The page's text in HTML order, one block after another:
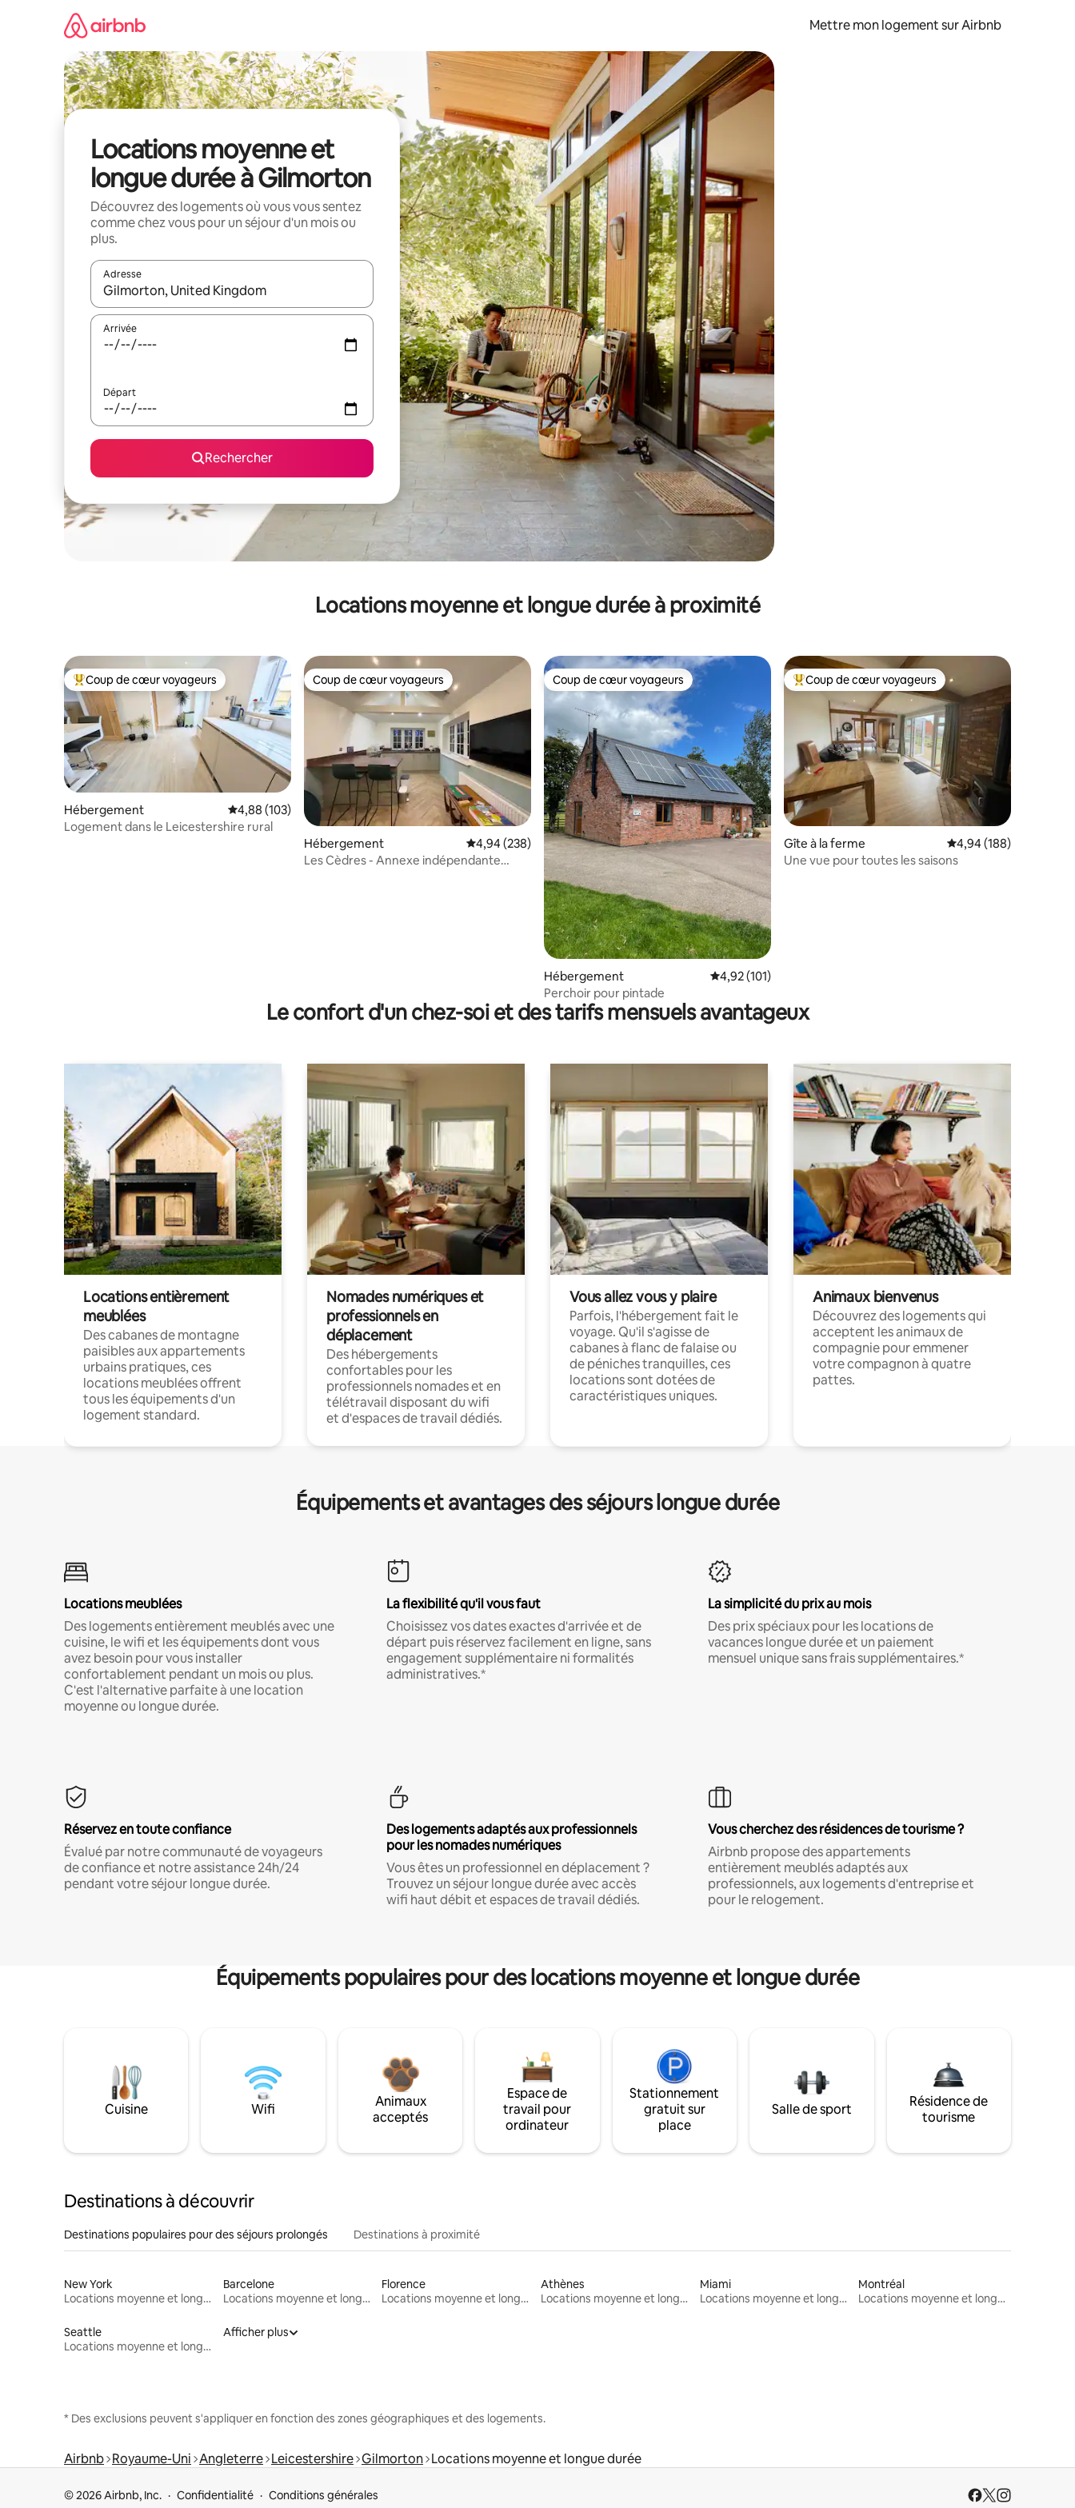
Mettre mon logement sur Airbnb
Locations moyenne et
longue durée à Gilmorton
Découvrez des logements où vous vous sentez
comme chez vous pour un séjour d'un mois ou
plus.
Adresse
Lorsque les résultats s'affichent, utilisez les flèches vers le haut et vers le bas pour les parcourir ou en appuyant et en faisant glisser.
Arrivée
Départ
Rechercher
Locations moyenne et longue durée à proximité
Coups de cœur voyageurs les plus appréciés
Coup de cœur voyageurs
Hébergement Évaluation moyenne sur la base de 103 commentaires : 4,88 sur 5
4,88 (103)
Logement dans le Leicestershire rural
Coup de cœur voyageurs
Coup de cœur voyageurs
Hébergement Évaluation moyenne sur la base de 238 commentaires : 4,94 sur 5
4,94 (238)
Les Cèdres - Annexe indépendante
Coup de cœur voyageurs
Coup de cœur voyageurs
Hébergement Évaluation moyenne sur la base de 101 commentaires : 4,92 sur 5
4,92 (101)
Perchoir pour pintade
Coups de cœur voyageurs les plus appréciés
Coup de cœur voyageurs
Gîte à la ferme Évaluation moyenne
4,94 (188)
Une vue pour toutes les saisons
Le confort d'un chez-soi et des tarifs mensuels avantageux
Locations entièrement
meublées
Des cabanes de montagne
paisibles aux appartements
urbains pratiques, ces
locations meublées offrent
tous les équipements d'un
logement standard.
Nomades numériques et
professionnels en
déplacement
Des hébergements
confortables pour les
professionnels nomades et en
télétravail disposant du wifi
et d'espaces de travail dédiés.
Vous allez vous y plaire
Parfois, l'hébergement fait le
voyage. Qu'il s'agisse de
cabanes à flanc de falaise ou
de péniches tranquilles, ces
locations sont dotées de
caractéristiques uniques.
Animaux bienvenus
Découvrez des logements qui
acceptent les animaux de
compagnie pour emmener
votre compagnon à quatre
pattes.
Équipements et avantages des séjours longue durée
Locations meublées
Des logements entièrement meublés avec une
cuisine, le wifi et les équipements dont vous
avez besoin pour vous installer
confortablement pendant un mois ou plus.
C'est l'alternative parfaite à une location
moyenne ou longue durée.
La flexibilité qu'il vous faut
Choisissez vos dates exactes d'arrivée et de
départ puis réservez facilement en ligne, sans
engagement supplémentaire ni formalités
administratives.*
La simplicité du prix au mois
Des prix spéciaux pour les locations de
vacances longue durée et un paiement
mensuel unique sans frais supplémentaires.*
Réservez en toute confiance
Évalué par notre communauté de voyageurs
de confiance et notre assistance 24h/24
pendant votre séjour longue durée.
Des logements adaptés aux professionnels
pour les nomades numériques
Vous êtes un professionnel en déplacement ?
Trouvez un séjour longue durée avec accès
wifi haut débit et espaces de travail dédiés.
Vous cherchez des résidences de tourisme ?
Airbnb propose des appartements
entièrement meublés adaptés aux
professionnels, aux logements d'entreprise et
pour le relogement.
Équipements populaires pour des locations moyenne et longue durée
Cuisine Wifi
Animaux
acceptés
Espace de
travail pour
ordinateur
Stationnement
gratuit sur
place
Salle de sport
Résidence de
tourisme
Destinations à découvrir
Destinations populaires pour des séjours prolongés Destinations à proximité
New York
Locations moyenne et longue durée
Barcelone
Locations moyenne et longue durée
Florence
Locations moyenne et longue durée
Athènes
Locations moyenne et longue durée
Miami
Locations moyenne et longue durée
Montréal
Locations moyenne et longue durée
Seattle
Locations moyenne et longue durée
Afficher plus
* Des exclusions peuvent s'appliquer en fonction des zones géographiques et des logements.
Airbnb Royaume-Uni Angleterre Leicestershire Gilmorton Locations moyenne et longue durée
© 2026 Airbnb, Inc. Confidentialité Conditions générales